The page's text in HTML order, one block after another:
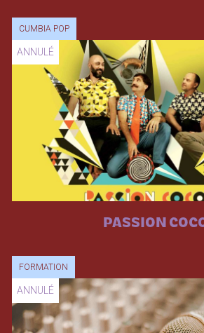
CUMBIA POP
ANNULÉ
PASSION
FORMATION
ANNULÉ